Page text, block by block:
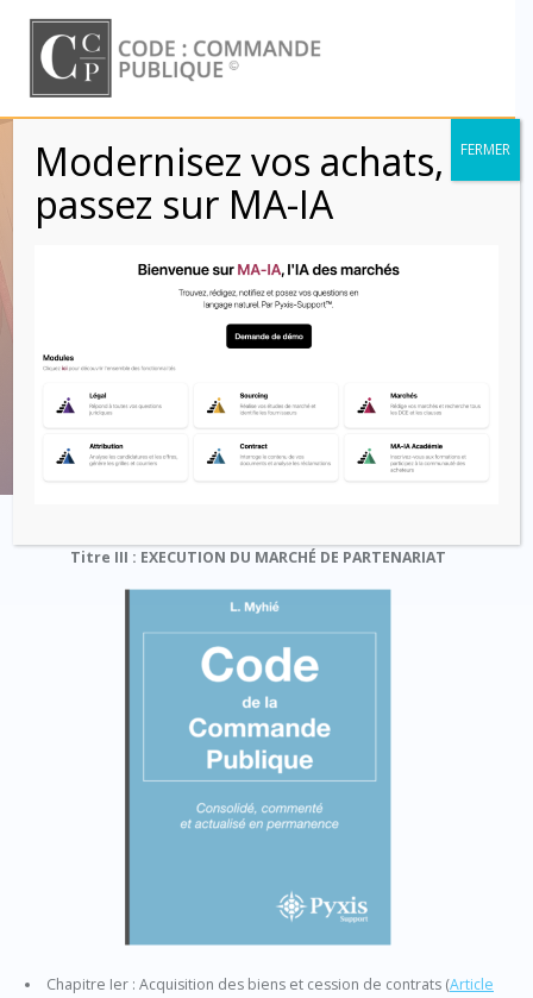
to
content
Titre III :
EXECUTION DU
MARCHÉ DE
PARTENARIAT
Code : Commande Publique
Titre III : EXECUTION DU MARCHÉ DE PARTENARIAT
Chapitre Ier : Acquisition des biens et cession de contrats (Article
Modernisez vos achats,
passez sur MA-IA
FERMER